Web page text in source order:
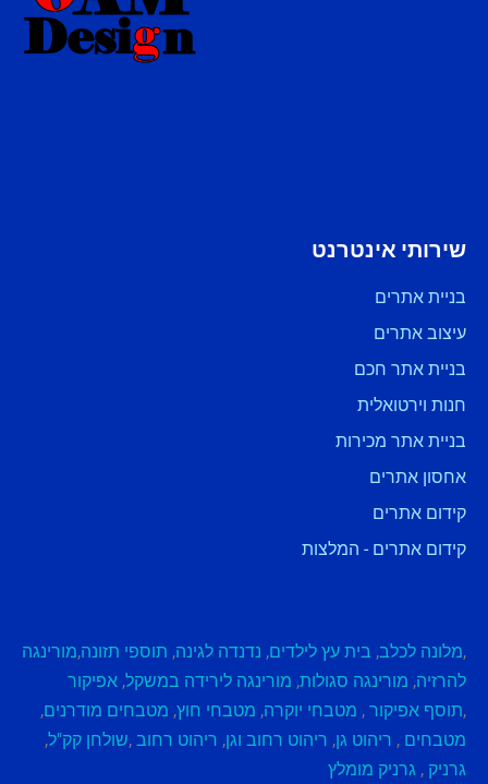
שירותי אינטרנט
בניית אתרים
עיצוב אתרים
בניית אתר חכם
חנות וירטואלית
בניית אתר מכירות
אחסון אתרים
קידום אתרים
קידום אתרים - המלצות
,מלונה לכלב, בית עץ לילדים, נדנדה לגינה, תוספי תזונה,מורינגה
להרזיה, מורינגה סגולות, מורינגה לירידה במשקל, אפיקור
,תוסף אפיקור , מטבחי יוקרה, מטבחי חוץ, מטבחים מודרנים,
מטבחים , ריהוט גן, ריהוט רחוב וגן, ריהוט רחוב ,שולחן קק"ל,
גרניק , גרניק מומלץ